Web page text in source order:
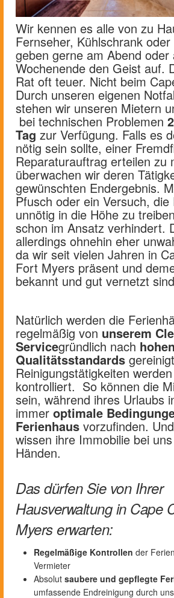
Wir kennen es alle von zu
Fernseher, Kühlschrank
geben gerne am Abend oder
Wochenende den Geist auf.
Rat oft teuer. Nicht beim
Durch unseren eigenen
stehen wir unseren Mietern
bei technischen Problemen
Tag zur Verfügung. Falls es
nötig sein sollte, einer
Reparaturauftrag erteilen zu
überwachen wir deren
gewünschten Endergebnis.
Pfusch oder ein Versuch, die
unnötig in die Höhe zu
schon im Ansatz verhindert.
allerdings ohnehin eher
da wir seit vielen Jahren in
Fort Myers präsent und
bekannt und gut vernetzt
Natürlich werden die
regelmäßig von unserem
Servicegründlich nach hohen
Qualitätsstandards
Reinigungstätigkeiten
kontrolliert. So können die
sein, während ihres Urlaubs
immer optimale
Ferienhaus vorzufinden.
wissen ihre Immobilie bei
Händen.
Das dürfen Sie von Ihrer
Hausverwaltung in Cape
Myers erwarten:
Regelmäßige Kontrollen der
Vermieter
Absolut saubere und gepflegte
umfassende Endreinigung durch